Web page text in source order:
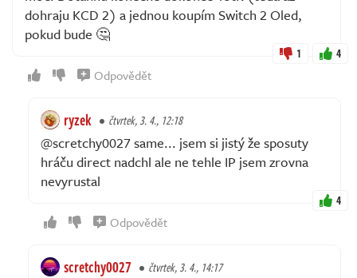
dohraju KCD 2) a jednou koupím Switch 2 Oled,
pokud bude 🤔
1 4
Odpovědět
ryzek čtvrtek, 3. 4., 12:18
@scretchy0027 same... jsem si jistý že sposuty
hráču direct nadchl ale ne tehle IP jsem zrovna
nevyrustal
4
Odpovědět
scretchy0027 čtvrtek, 3. 4., 14:17